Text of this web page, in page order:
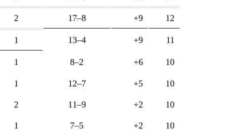
2 17–8 +9 12
1 13–4 +9 11
1 8–2 +6 10
1 12–7 +5 10
2 11–9 +2 10
1 7–5 +2 10